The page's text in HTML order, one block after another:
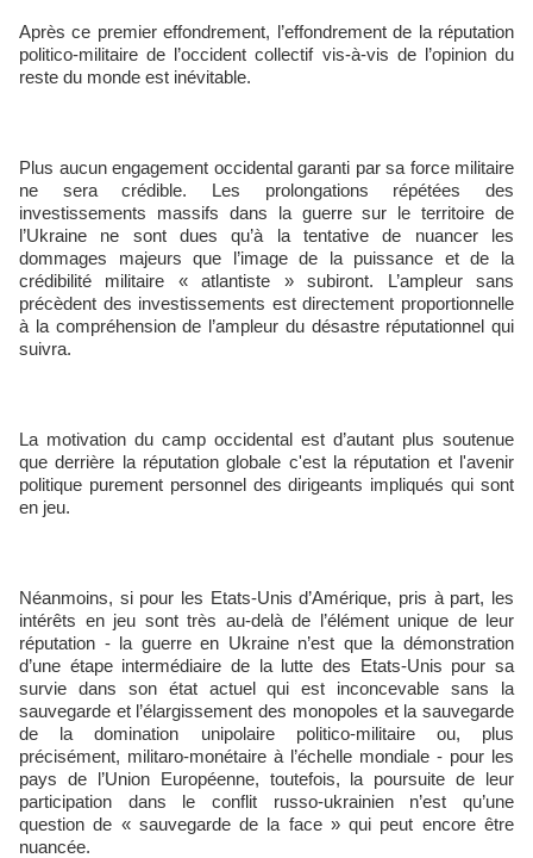
Après ce premier effondrement, l’effondrement de la réputation
politico-militaire de l’occident collectif vis-à-vis de l’opinion du
reste du monde est inévitable.
Plus aucun engagement occidental garanti par sa force militaire
ne sera crédible. Les prolongations répétées des
investissements massifs dans la guerre sur le territoire de
l’Ukraine ne sont dues qu’à la tentative de nuancer les
dommages majeurs que l’image de la puissance et de la
crédibilité militaire « atlantiste » subiront. L’ampleur sans
précèdent des investissements est directement proportionnelle
à la compréhension de l’ampleur du désastre réputationnel qui
suivra.
La motivation du camp occidental est d’autant plus soutenue
que derrière la réputation globale c'est la réputation et l'avenir
politique purement personnel des dirigeants impliqués qui sont
en jeu.
Néanmoins, si pour les Etats-Unis d’Amérique, pris à part, les
intérêts en jeu sont très au-delà de l’élément unique de leur
réputation - la guerre en Ukraine n’est que la démonstration
d’une étape intermédiaire de la lutte des Etats-Unis pour sa
survie dans son état actuel qui est inconcevable sans la
sauvegarde et l’élargissement des monopoles et la sauvegarde
de la domination unipolaire politico-militaire ou, plus
précisément, militaro-monétaire à l’échelle mondiale - pour les
pays de l’Union Européenne, toutefois, la poursuite de leur
participation dans le conflit russo-ukrainien n’est qu’une
question de « sauvegarde de la face » qui peut encore être
nuancée.